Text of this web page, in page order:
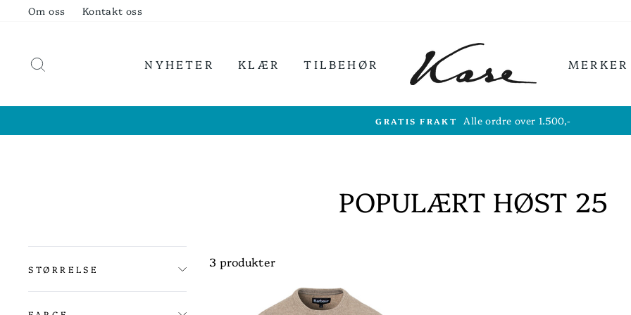
HoppOm oss Kontakt oss
NYHETER KLÆR TILBEHØR MERKER
GRATIS FRAKT Alle ordre over 1.500,-
POPULÆRT HØST 25
STØRRELSE
3 produkter